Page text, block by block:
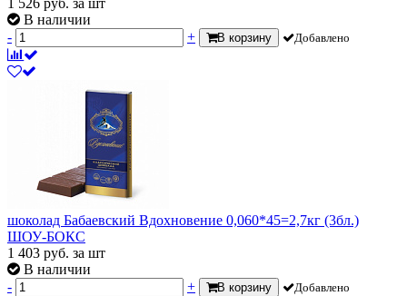
1 526 руб. за шт
В наличии
-
+ В корзину Добавлено
шоколад Бабаевский Вдохновение 0,060*45=2,7кг (3бл.)
ШОУ-БОКС
1 403 руб. за шт
В наличии
-
+ В корзину Добавлено